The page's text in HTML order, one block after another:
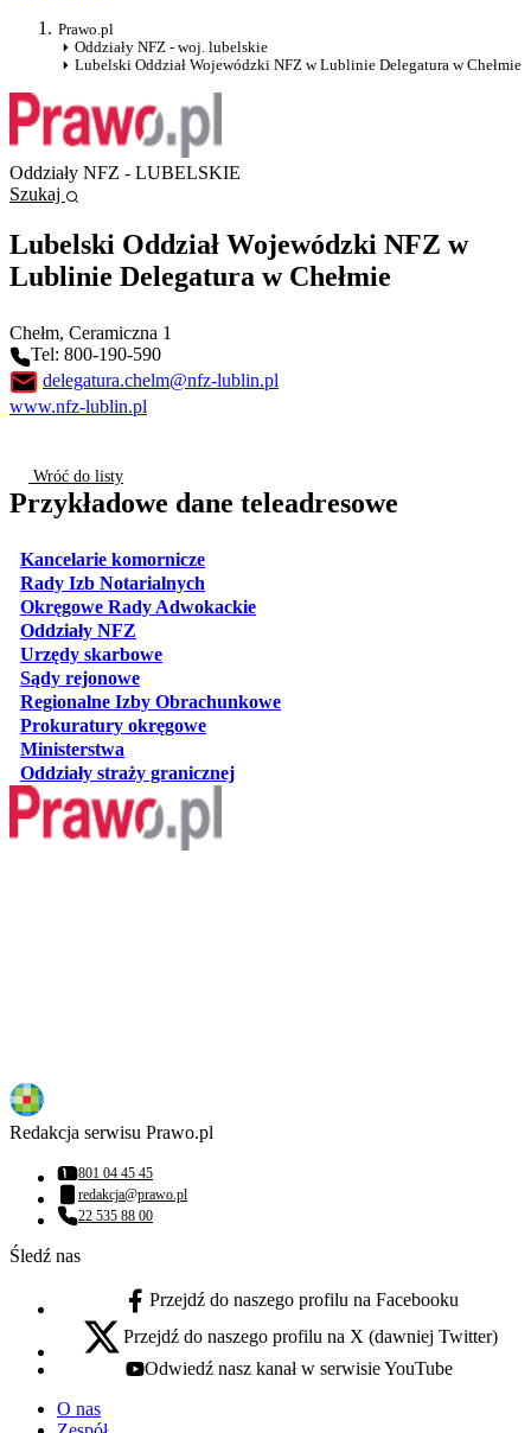
Prawo.pl
Oddziały NFZ - woj. lubelskie
Lubelski Oddział Wojewódzki NFZ w Lublinie Delegatura w Chełmie
Oddziały NFZ - LUBELSKIE
Szukaj
Lubelski Oddział Wojewódzki NFZ w
Lublinie Delegatura w Chełmie
Chełm, Ceramiczna 1
Tel: 800-190-590
delegatura.chelm@nfz-lublin.pl
www.nfz-lublin.pl
Wróć do listy
Przykładowe dane teleadresowe
Kancelarie komorniczeotwiera się w nowej karcie
Rady Izb Notarialnych
Okręgowe Rady Adwokackieotwiera się w nowej karcie
Oddziały NFZ
Urzędy skarboweotwiera się w nowej karcie
Sądy rejonoweotwiera się w nowej karcie
Regionalne Izby Obrachunkoweotwiera się w nowej karcie
Prokuratury okręgoweotwiera się w nowej karcie
Ministerstwa
Oddziały straży granicznejotwiera się w nowej karcie
Redakcja serwisu Prawo.pl
Numer telefonu:
801 04 45 45
Adres email:
redakcja@prawo.pl
Numer telefonu:
22 535 88 00
Śledź nas
facebook - otwiera się w nowej karcie
Przejdź do naszego profilu na Facebooku
x - otwiera się w nowej karcie
Przejdź do naszego profilu na X (dawniej Twitter)
youtube - otwiera się w nowej karcie
Odwiedź nasz kanał w serwisie YouTube
O nas